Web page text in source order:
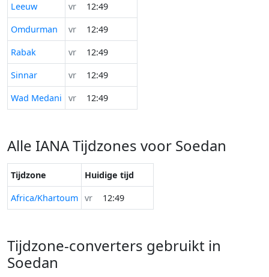
Leeuw
vr
12:49
Omdurman
vr
12:49
Rabak
vr
12:49
Sinnar
vr
12:49
Wad Medani
vr 12:49
Alle IANA Tijdzones voor Soedan
Tijdzone
Huidige tijd
Africa/Khartoum vr 12:49
Tijdzone-converters gebruikt in
Soedan